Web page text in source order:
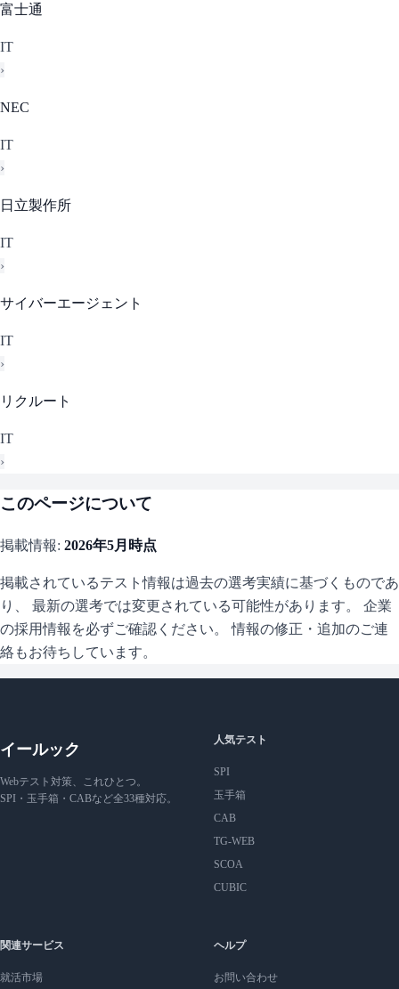
富士通
IT
›
NEC
IT
›
日立製作所
IT
›
サイバーエージェント
IT
›
リクルート
IT
›
このページについて
掲載情報: 2026年5月 時点
掲載されているテスト情報は過去の選考実績に基づくものであ
り、 最新の選考では変更されている可能性があります。 企業
の採用情報を必ずご確認ください。 情報の修正・追加のご連
絡もお待ちしています。
イールック
Webテスト対策、これひとつ。
SPI・玉手箱・CABなど全33種対応。
人気テスト
SPI
玉手箱
CAB
TG-WEB
SCOA
CUBIC
関連サービス
就活市場
ヘルプ
お問い合わせ